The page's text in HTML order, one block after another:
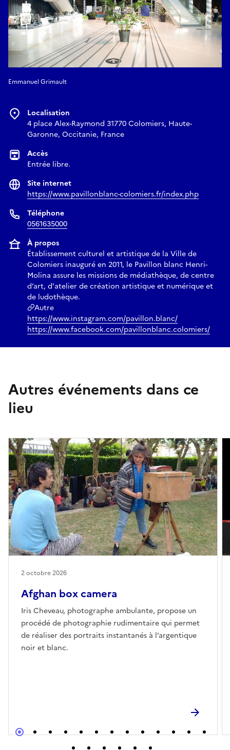
Emmanuel Grimault
Localisation
4 place Alex-Raymond 31770 Colomiers, Haute-
Garonne, Occitanie, France
Accès
Entrée libre.
Site internet
https://www.pavillonblanc-colomiers.fr/index.php
Téléphone
0561635000
À propos
Établissement culturel et artistique de la Ville de
Colomiers inauguré en 2011, le Pavillon blanc Henri-
Molina assure les missions de médiathèque, de centre
d’art, d'atelier de création artistique et numérique et
de ludothèque.
Autre
https://www.instagram.com/pavillon.blanc/
https://www.facebook.com/pavillonblanc.colomiers/
Autres événements dans ce
lieu
Afghan box camera
Iris Cheveau, photographe ambulante, propose un
procédé de photographie rudimentaire qui permet
de réaliser des portraits instantanés à l’argentique
noir et blanc.
2 octobre 2026